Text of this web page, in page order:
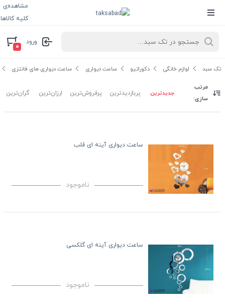
مشاهده‌ی
کلیه کالاها
ورود
۰
تک سبد لوازم خانگی دکوراتیو ساعت دیواری ساعت دیواری های فانتزی
مرتب
سازی:
جدیدترین پربازدیدترین پرفروش‌ترین ارزان‌ترین گران‌ترین
ساعت دیواری آینه ای قلب
ناموجود
ساعت دیواری آینه ای گلکسی
ناموجود